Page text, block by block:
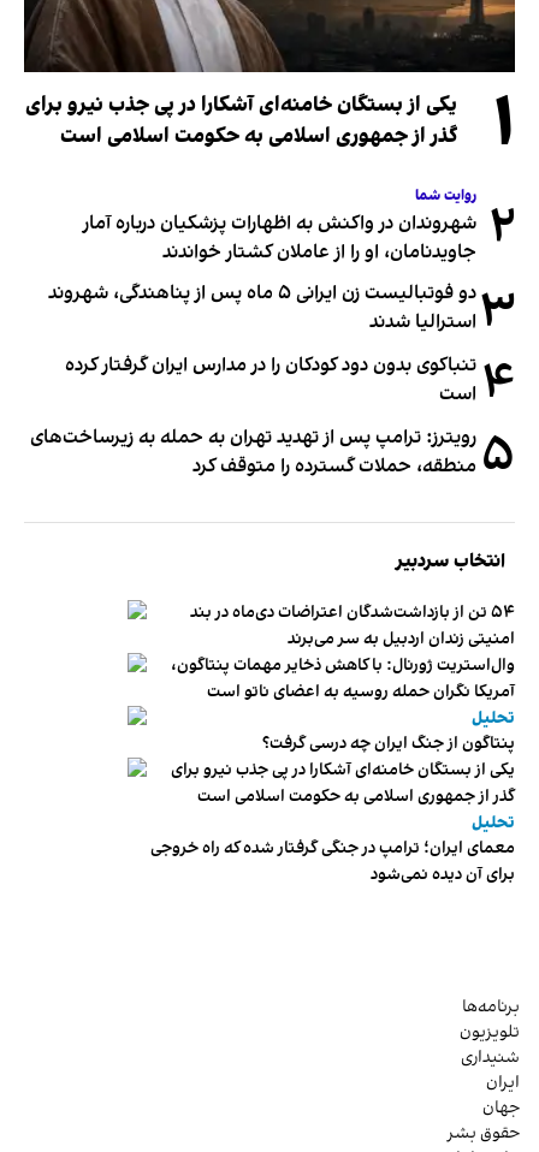
۱
یکی از بستگان خامنه‌ای آشکارا در پی جذب نیرو برای
گذر از جمهوری اسلامی به حکومت اسلامی است
۲ روایت شما
شهروندان در واکنش به اظهارات پزشکیان درباره آمار
جاویدنامان، او را از عاملان کشتار خواندند
۳
دو فوتبالیست زن ایرانی ۵ ماه پس از پناهندگی، شهروند
استرالیا شدند
۴ تنباکوی بدون دود کودکان را در مدارس ایران گرفتار کرده
است
۵ رویترز: ترامپ پس از تهدید تهران به حمله به زیرساخت‌های
منطقه، حملات گسترده را متوقف کرد
انتخاب سردبیر
۵۴ تن از بازداشت‌شدگان اعتراضات دی‌ماه در بند
امنیتی زندان اردبیل به سر می‌برند
وال‌استریت ژورنال: با کاهش ذخایر مهمات پنتاگون،
آمریکا نگران حمله روسیه به اعضای ناتو‌ است
تحلیل
پنتاگون از جنگ ایران چه درسی گرفت؟
یکی از بستگان خامنه‌ای آشکارا در پی جذب نیرو برای
گذر از جمهوری اسلامی به حکومت اسلامی است
تحلیل
معمای ایران؛ ترامپ در جنگی گرفتار شده که راه خروجی
برای آن دیده نمی‌شود
برنامه‌ها
تلویزیون
شنیداری
ایران
جهان
حقوق بشر